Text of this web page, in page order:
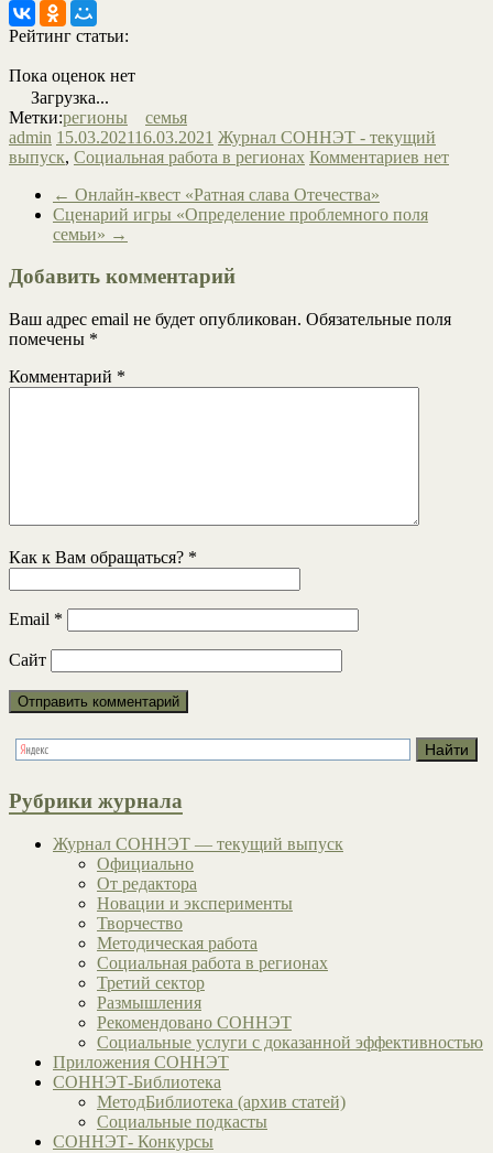
Рейтинг статьи:
Пока оценок нет
Загрузка...
Метки:регионы
семья
admin 15.03.202116.03.2021 Журнал СОННЭТ - текущий
выпуск, Социальная работа в регионах Комментариев нет
← Онлайн-квест «Ратная слава Отечества»
Сценарий игры «Определение проблемного поля
семьи» →
Добавить комментарий
Ваш адрес email не будет опубликован. Обязательные поля
помечены *
Комментарий *
Как к Вам обращаться? *
Email *
Сайт
Рубрики журнала
Журнал СОННЭТ — текущий выпуск
Официально
От редактора
Новации и эксперименты
Творчество
Методическая работа
Социальная работа в регионах
Третий сектор
Размышления
Рекомендовано СОННЭТ
Социальные услуги с доказанной эффективностью
Приложения СОННЭТ
СОННЭТ-Библиотека
МетодБиблиотека (архив статей)
Социальные подкасты
СОННЭТ- Конкурсы